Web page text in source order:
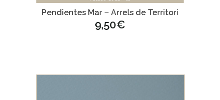
Pendientes Mar – Arrels de Territori
9,50€